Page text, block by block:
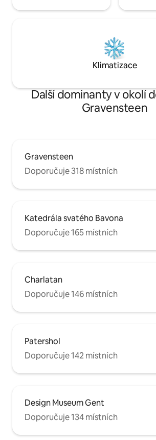
Klimatizace
Další dominanty v okolí
Gravensteen
Gravensteen
Doporučuje 318 místních
Katedrála svatého Bavona
Doporučuje 165 místních
Charlatan
Doporučuje 146 místních
Patershol
Doporučuje 142 místních
Design Museum Gent
Doporučuje 134 místních